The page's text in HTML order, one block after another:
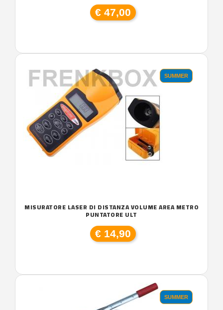
€ 47,00
SUMMER
MISURATORE LASER DI DISTANZA VOLUME AREA METRO
PUNTATORE ULT
€ 14,90
SUMMER